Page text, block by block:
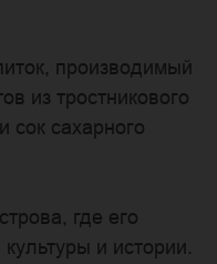
производимый
из тростникового
сок сахарного
где его
и истории.